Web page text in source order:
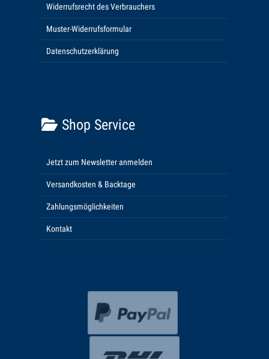
Widerrufsrecht des Verbrauchers
Muster-Widerrufsformular
Datenschutzerklärung
Shop Service
Jetzt zum Newsletter anmelden
Versandkosten & Backtage
Zahlungsmöglichkeiten
Kontakt